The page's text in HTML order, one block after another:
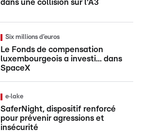
dans une collision sur l'A3
Six millions d’euros
Le Fonds de compensation
luxembourgeois a investi... dans
SpaceX
e‑lake
SaferNight, dispositif renforcé
pour prévenir agressions et
insécurité